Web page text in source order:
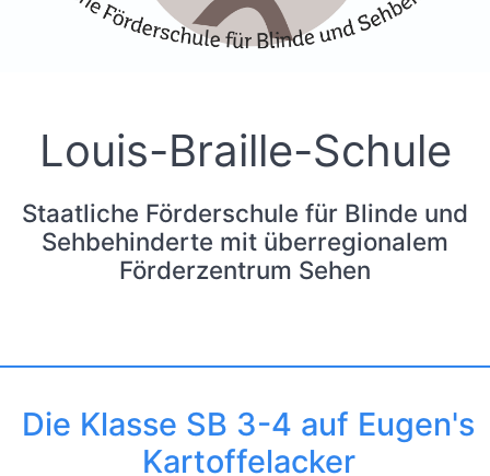
Louis-Braille-Schule
Staatliche Förderschule für Blinde und
Sehbehinderte mit überregionalem
Förderzentrum Sehen
Die Klasse SB 3-4 auf Eugen's
Kartoffelacker